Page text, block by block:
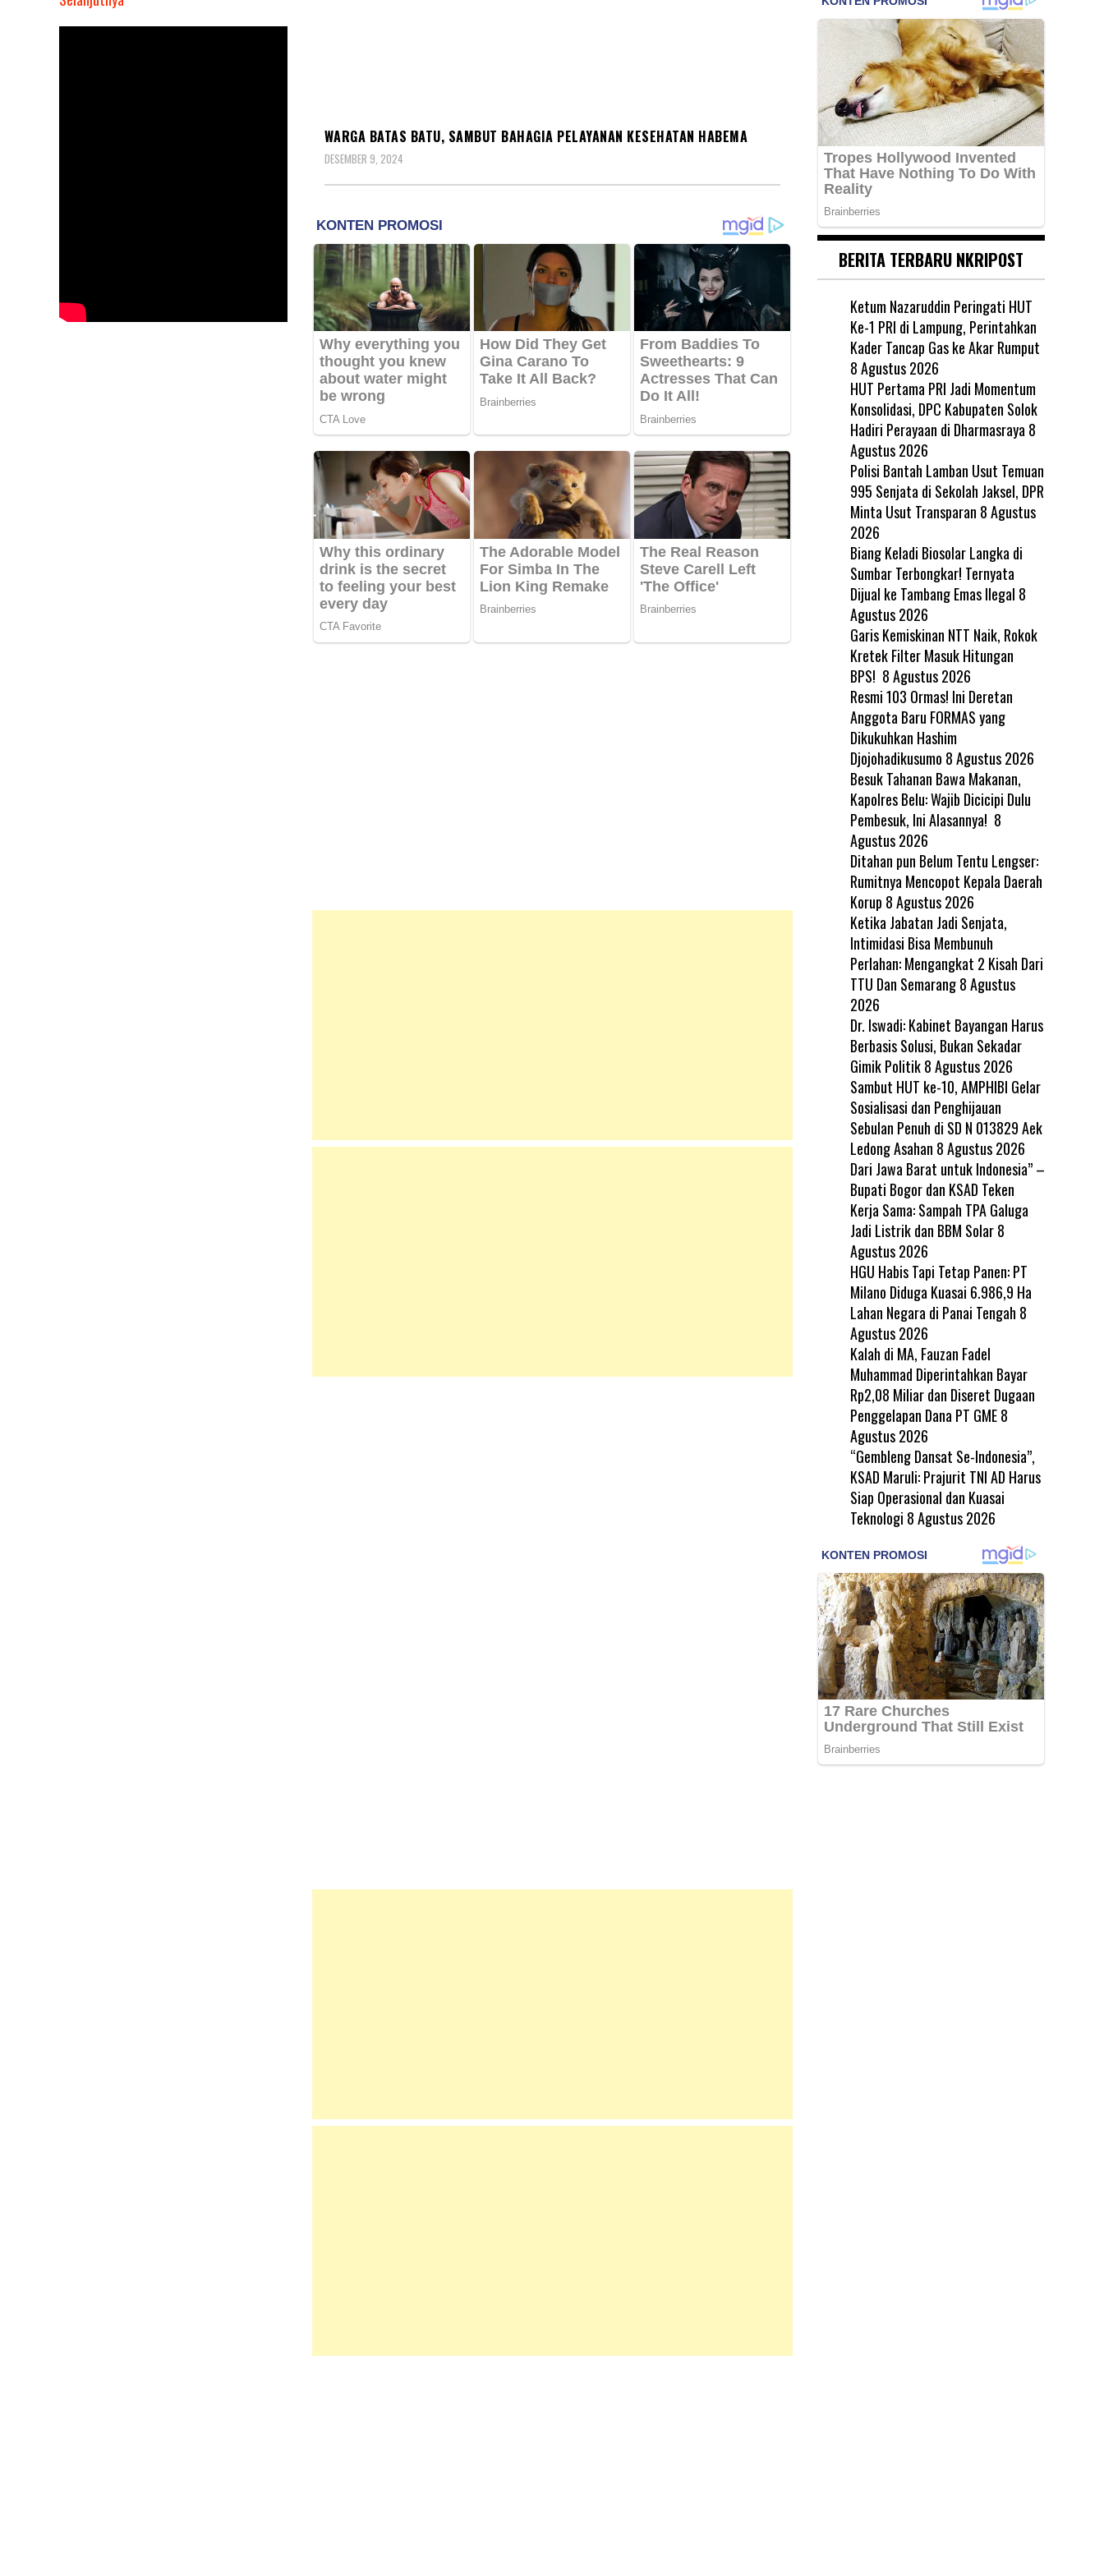
WARGA BATAS BATU, SAMBUT BAHAGIA PELAYANAN KESEHATAN HABEMA
DESEMBER 9, 2024
BERITA TERBARU NKRIPOST
Ketum Nazaruddin Peringati HUT
Ke-1 PRI di Lampung, Perintahkan
Kader Tancap Gas ke Akar Rumput
8 Agustus 2026
HUT Pertama PRI Jadi Momentum
Konsolidasi, DPC Kabupaten Solok
Hadiri Perayaan di Dharmasraya 8
Agustus 2026
Polisi Bantah Lamban Usut Temuan
995 Senjata di Sekolah Jaksel, DPR
Minta Usut Transparan 8 Agustus
2026
Biang Keladi Biosolar Langka di
Sumbar Terbongkar! Ternyata
Dijual ke Tambang Emas Ilegal 8
Agustus 2026
Garis Kemiskinan NTT Naik, Rokok
Kretek Filter Masuk Hitungan
BPS! 8 Agustus 2026
Resmi 103 Ormas! Ini Deretan
Anggota Baru FORMAS yang
Dikukuhkan Hashim
Djojohadikusumo 8 Agustus 2026
Besuk Tahanan Bawa Makanan,
Kapolres Belu: Wajib Dicicipi Dulu
Pembesuk, Ini Alasannya! 8
Agustus 2026
Ditahan pun Belum Tentu Lengser:
Rumitnya Mencopot Kepala Daerah
Korup 8 Agustus 2026
Ketika Jabatan Jadi Senjata,
Intimidasi Bisa Membunuh
Perlahan: Mengangkat 2 Kisah Dari
TTU Dan Semarang 8 Agustus
2026
Dr. Iswadi: Kabinet Bayangan Harus
Berbasis Solusi, Bukan Sekadar
Gimik Politik 8 Agustus 2026
Sambut HUT ke-10, AMPHIBI Gelar
Sosialisasi dan Penghijauan
Sebulan Penuh di SD N 013829 Aek
Ledong Asahan 8 Agustus 2026
Dari Jawa Barat untuk Indonesia” –
Bupati Bogor dan KSAD Teken
Kerja Sama: Sampah TPA Galuga
Jadi Listrik dan BBM Solar 8
Agustus 2026
HGU Habis Tapi Tetap Panen: PT
Milano Diduga Kuasai 6.986,9 Ha
Lahan Negara di Panai Tengah 8
Agustus 2026
Kalah di MA, Fauzan Fadel
Muhammad Diperintahkan Bayar
Rp2,08 Miliar dan Diseret Dugaan
Penggelapan Dana PT GME 8
Agustus 2026
“Gembleng Dansat Se-Indonesia”,
KSAD Maruli: Prajurit TNI AD Harus
Siap Operasional dan Kuasai
Teknologi 8 Agustus 2026